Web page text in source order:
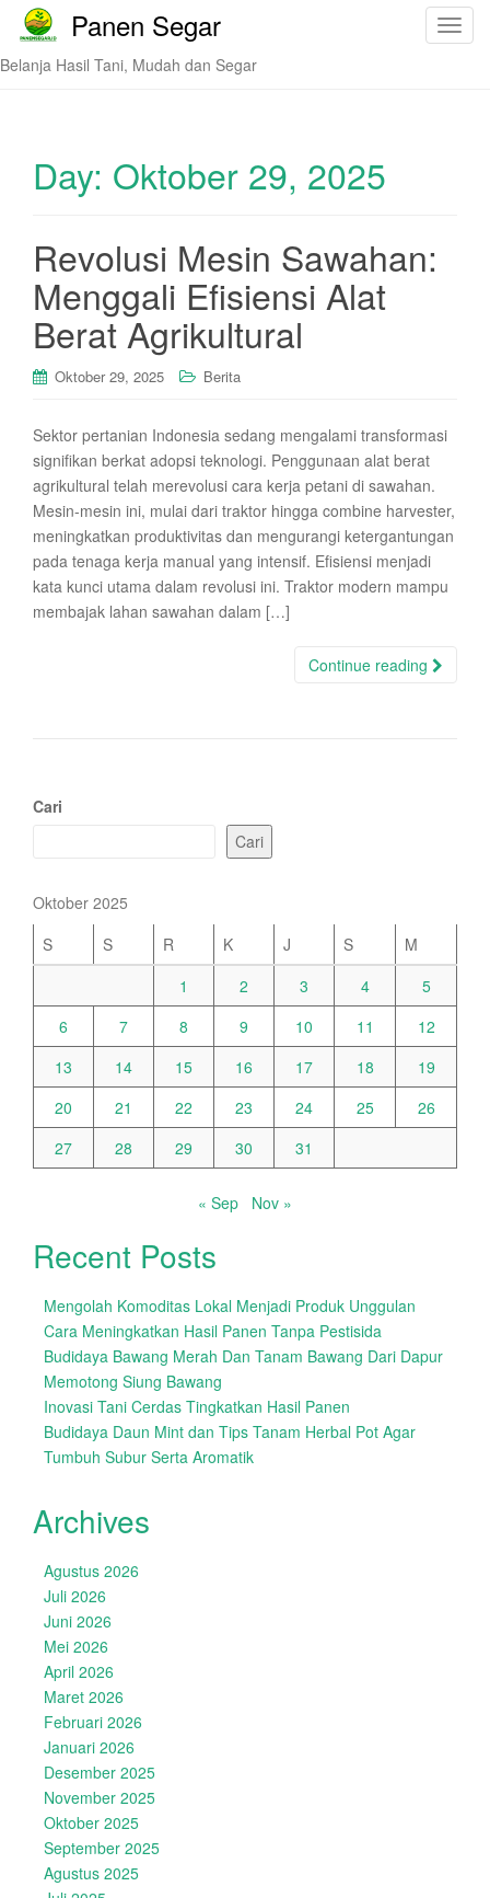
T
Panen Segar
Belanja Hasil Tani, Mudah dan Segar
Day: Oktober 29, 2025
Revolusi Mesin Sawahan:
Menggali Efisiensi Alat
Berat Agrikultural
Oktober 29, 2025 Berita
Sektor pertanian Indonesia sedang mengalami transformasi
signifikan berkat adopsi teknologi. Penggunaan alat berat
agrikultural telah merevolusi cara kerja petani di sawahan.
Mesin-mesin ini, mulai dari traktor hingga combine harvester,
meningkatkan produktivitas dan mengurangi ketergantungan
pada tenaga kerja manual yang intensif. Efisiensi menjadi
kata kunci utama dalam revolusi ini. Traktor modern mampu
membajak lahan sawahan dalam […]
Continue reading
Cari
Cari
Oktober 2025
S
S R K J S
M
1
2 3 4
5
6
7 8 9 10 11
12
13
14 15 16 17 18
19
20
21 22 23 24 25
26
27
28 29 30 31
« Sep Nov »
Recent Posts
Mengolah Komoditas Lokal Menjadi Produk Unggulan
Cara Meningkatkan Hasil Panen Tanpa Pestisida
Budidaya Bawang Merah Dan Tanam Bawang Dari Dapur
Memotong Siung Bawang
Inovasi Tani Cerdas Tingkatkan Hasil Panen
Budidaya Daun Mint dan Tips Tanam Herbal Pot Agar
Tumbuh Subur Serta Aromatik
Archives
Agustus 2026
Juli 2026
Juni 2026
Mei 2026
April 2026
Maret 2026
Februari 2026
Januari 2026
Desember 2025
November 2025
Oktober 2025
September 2025
Agustus 2025